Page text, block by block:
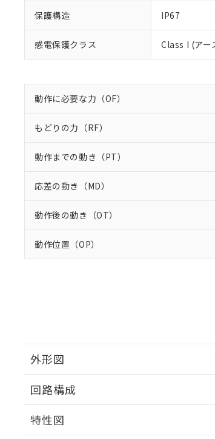
保護構造 IP67
感電保護クラス Class I (アー
動作に必要な力（OF）
もどりの力（RF）
動作までの動き（PT）
応差の動き（MD）
動作後の動き（OT）
動作位置（OP）
外形図
回路構成
特性図
り割